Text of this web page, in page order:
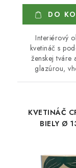
DO
Interiérový
kvetináč s
ženskej tváre
glazúrou,
KVETINÁČ
BIELY Ø